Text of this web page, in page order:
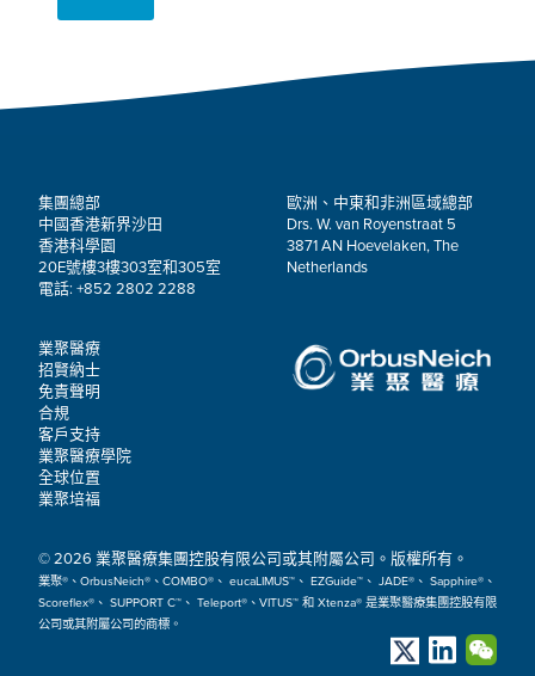
集團總部
中國香港新界沙田
香港科學園
20E號樓3樓303室和305室
電話: +852 2802 2288
歐洲、中東和非洲區域總部
Drs. W. van Royenstraat 5
3871 AN Hoevelaken, The
Netherlands
業聚醫療
招賢納士
免責聲明
合規
客戶支持
業聚醫療學院
全球位置
業聚培福
© 2026 業聚醫療集團控股有限公司或其附屬公司。版權所有。
業聚®、OrbusNeich®、COMBO®、 eucaLIMUS™、 EZGuide™、 JADE®、 Sapphire®、
Scoreflex®、 SUPPORT C™、 Teleport®、VITUS™ 和 Xtenza® 是業聚醫療集團控股有限
公司或其附屬公司的商標。